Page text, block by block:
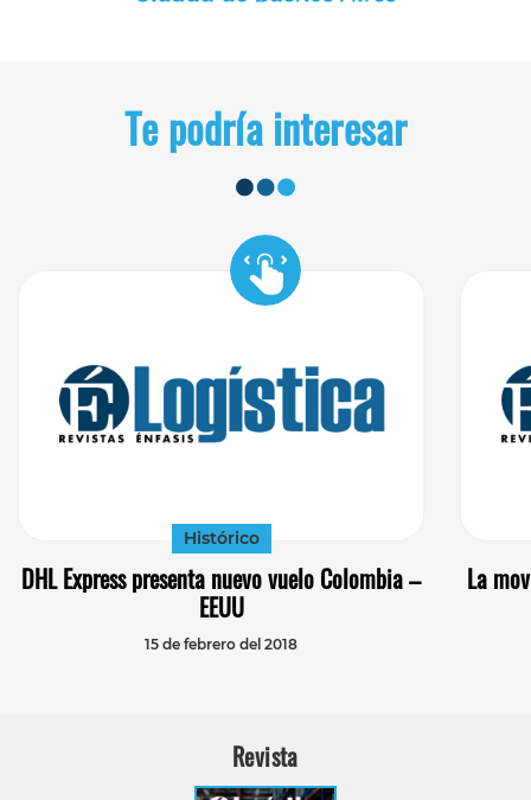
Te podría interesar
Histórico
DHL Express presenta nuevo vuelo Colombia –
EEUU
15 de febrero del 2018
La
Revista